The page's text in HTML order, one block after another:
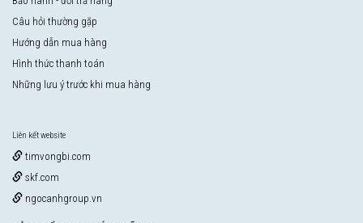
Câu hỏi thường gặp
Hướng dẫn mua hàng
Hình thức thanh toán
Những lưu ý trước khi mua hàng
Liên kết website
timvongbi.com
skf.com
ngocanhgroup.vn